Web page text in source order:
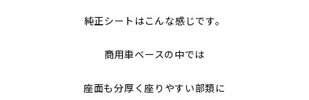
純正シートはこんな感じです。
商用車ベースの中では
座面も分厚く座りやすい部類に